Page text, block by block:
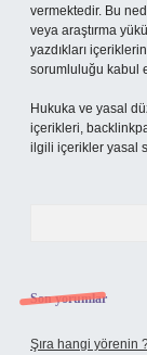
vermektedir. Bu
veya araştırma
yazdıkları
sorumluluğu kabul
Hukuka ve yasal
içerikleri,
ilgili içerikler yasal
Son yorumlar
Şıra hangi yörenin